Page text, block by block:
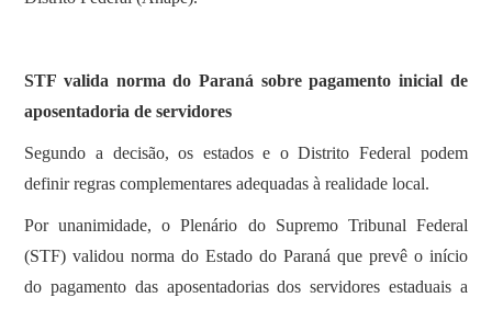
STF valida norma do Paraná sobre pagamento inicial de
aposentadoria de servidores
Segundo a decisão, os estados e o Distrito Federal podem
definir regras complementares adequadas à realidade local.
Por unanimidade, o Plenário do Supremo Tribunal Federal
(STF) validou norma do Estado do Paraná que prevê o início
do pagamento das aposentadorias dos servidores estaduais a